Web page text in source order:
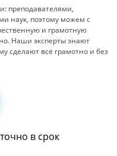
преподавателями,
наук, поэтому можем с
и грамотную
Наши эксперты знают
сделают всё грамотно и без